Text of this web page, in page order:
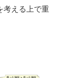
考える上で重